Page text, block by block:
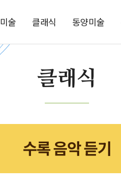
미술 클래식 동양미술
클래식
수록 음악 듣기